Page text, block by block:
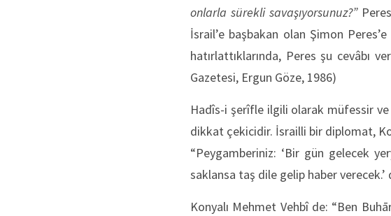
onlarla sürekli savaşıyorsunuz?”
İsrail’e başbakan olan Şimon Peres’e
hatırlattıklarında, Peres şu cevâbı
Gazetesi, Ergun Göze, 1986)
Hadîs-i şerîfle ilgili olarak müfessir
dikkat çekicidir. İsrailli bir diplomat,
“Peygamberiniz: ‘Bir gün gelecek
saklansa taş dile gelip haber
Konyalı Mehmet Vehbî de: “Ben